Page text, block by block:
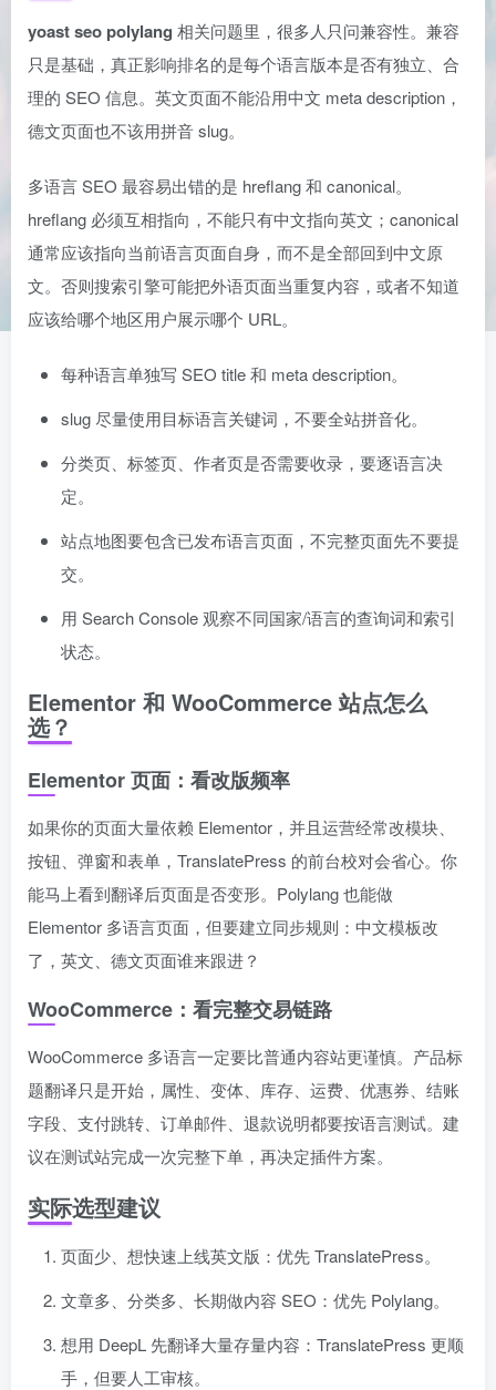
yoast seo polylang 相关问题里，很多人只问兼容性。兼容
只是基础，真正影响排名的是每个语言版本是否有独立、合
理的 SEO 信息。英文页面不能沿用中文 meta description，
德文页面也不该用拼音 slug。
多语言 SEO 最容易出错的是 hreflang 和 canonical。
hreflang 必须互相指向，不能只有中文指向英文；canonical
通常应该指向当前语言页面自身，而不是全部回到中文原
文。否则搜索引擎可能把外语页面当重复内容，或者不知道
应该给哪个地区用户展示哪个 URL。
每种语言单独写 SEO title 和 meta description。
slug 尽量使用目标语言关键词，不要全站拼音化。
分类页、标签页、作者页是否需要收录，要逐语言决
定。
站点地图要包含已发布语言页面，不完整页面先不要提
交。
用 Search Console 观察不同国家/语言的查询词和索引
状态。
Elementor 和 WooCommerce 站点怎么
选？
Elementor 页面：看改版频率
如果你的页面大量依赖 Elementor，并且运营经常改模块、
按钮、弹窗和表单，TranslatePress 的前台校对会省心。你
能马上看到翻译后页面是否变形。Polylang 也能做
Elementor 多语言页面，但要建立同步规则：中文模板改
了，英文、德文页面谁来跟进？
WooCommerce：看完整交易链路
WooCommerce 多语言一定要比普通内容站更谨慎。产品标
题翻译只是开始，属性、变体、库存、运费、优惠券、结账
字段、支付跳转、订单邮件、退款说明都要按语言测试。建
议在测试站完成一次完整下单，再决定插件方案。
实际选型建议
页面少、想快速上线英文版：优先 TranslatePress。
文章多、分类多、长期做内容 SEO：优先 Polylang。
想用 DeepL 先翻译大量存量内容：TranslatePress 更顺
手，但要人工审核。